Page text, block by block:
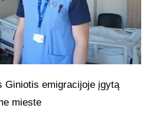
Giniotis emigracijoje įgytą
mieste